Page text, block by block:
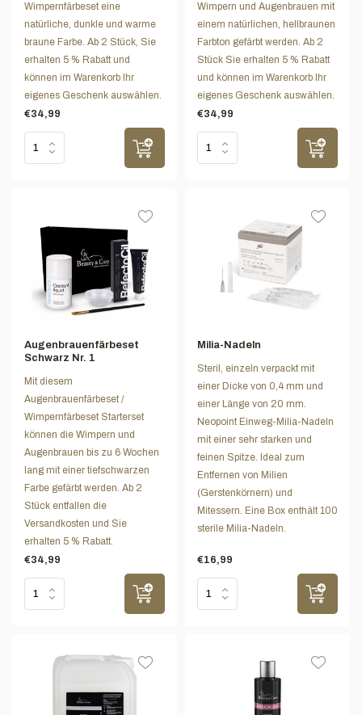
Wimpernfärbeset eine
natürliche, dunkle und warme
braune Farbe. Ab 2 Stück, Sie
erhalten 5 % Rabatt und
können im Warenkorb Ihr
eigenes Geschenk auswählen.
€34,99
Wimpern und Augenbrauen mit
einem natürlichen, hellbraunen
Farbton gefärbt werden. Ab 2
Stück Sie erhalten 5 % Rabatt
und können im Warenkorb Ihr
eigenes Geschenk auswählen.
€34,99
Augenbrauenfärbeset
Schwarz Nr. 1
Mit diesem
Augenbrauenfärbeset /
Wimpernfärbeset Starterset
können die Wimpern und
Augenbrauen bis zu 6 Wochen
lang mit einer tiefschwarzen
Farbe gefärbt werden. Ab 2
Stück entfallen die
Versandkosten und Sie
erhalten 5 % Rabatt.
€34,99
Milia-Nadeln
Steril, einzeln verpackt mit
einer Dicke von 0,4 mm und
einer Länge von 20 mm.
Neopoint Einweg-Milia-Nadeln
mit einer sehr starken und
feinen Spitze. Ideal zum
Entfernen von Milien
(Gerstenkörnern) und
Mitessern. Eine Box enthält 100
sterile Milia-Nadeln.
€16,99